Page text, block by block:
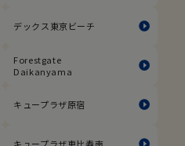
デックス東京ビーチ
Forestgate
Daikanyama
キュープラザ原宿